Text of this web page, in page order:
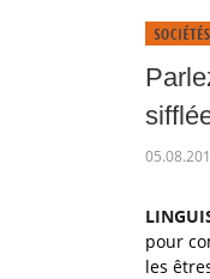
pour
les